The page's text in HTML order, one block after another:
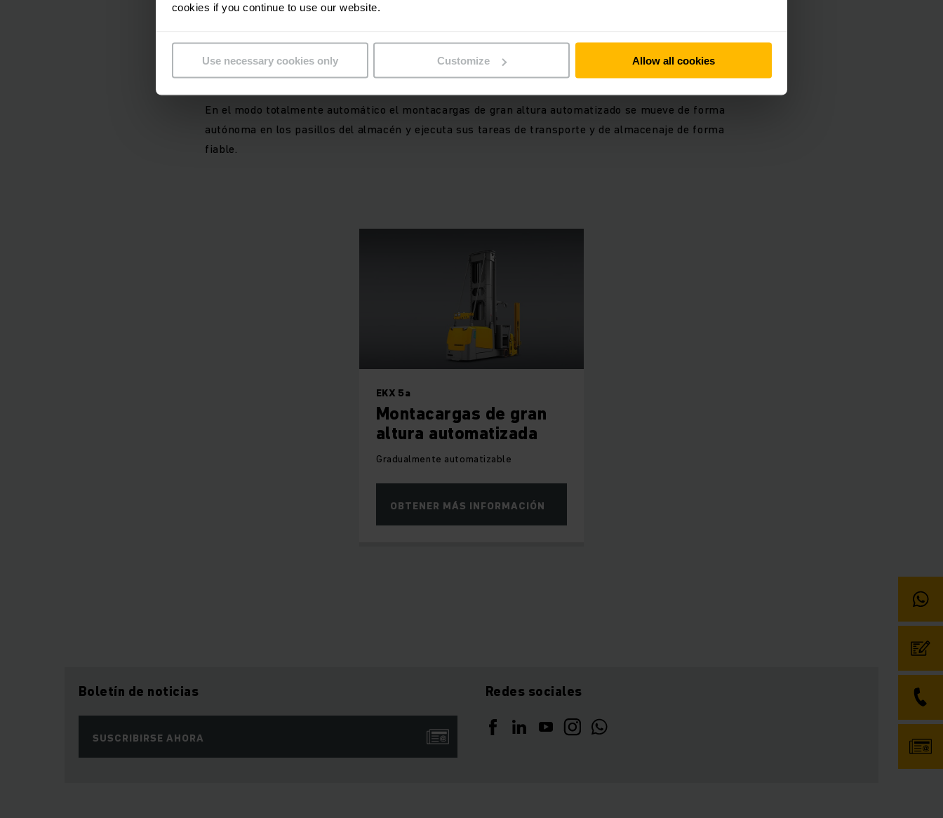
cookies if you continue to use our website.
Use necessary cookies only Customize Allow all cookies
de forma viable y sostenible. En el caso de una semiautomatización, alcanza un aumento del
Facilita el trabajo de sus conductores y se ocupa de una aproximación y un posicionamiento
En el modo totalmente automático el montacargas de gran altura automatizado se mueve de forma
autónoma en los pasillos del almacén y ejecuta sus tareas de transporte y de almacenaje de forma
fiable.
EKX 5a
Montacargas de gran
altura automatizada
Gradualmente automatizable
OBTENER MÁS INFORMACIÓN
Boletín de noticias
SUSCRIBIRSE AHORA
Redes sociales